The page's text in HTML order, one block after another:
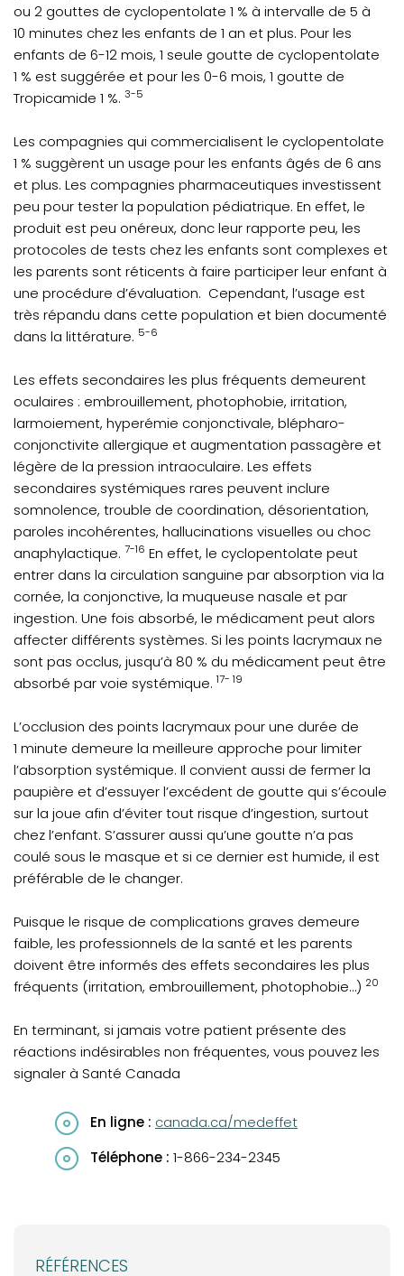
ou 2 gouttes de cyclopentolate 1 % à intervalle de 5 à
10 minutes chez les enfants de 1 an et plus. Pour les
enfants de 6-12 mois, 1 seule goutte de cyclopentolate
1 % est suggérée et pour les 0-6 mois, 1 goutte de
Tropicamide 1 %. 3-5
Les compagnies qui commercialisent le cyclopentolate
1 % suggèrent un usage pour les enfants âgés de 6 ans
et plus. Les compagnies pharmaceutiques investissent
peu pour tester la population pédiatrique. En effet, le
produit est peu onéreux, donc leur rapporte peu, les
protocoles de tests chez les enfants sont complexes et
les parents sont réticents à faire participer leur enfant à
une procédure d’évaluation. Cependant, l’usage est
très répandu dans cette population et bien documenté
dans la littérature. 5-6
Les effets secondaires les plus fréquents demeurent
oculaires : embrouillement, photophobie, irritation,
larmoiement, hyperémie conjonctivale, blépharo-
conjonctivite allergique et augmentation passagère et
légère de la pression intraoculaire. Les effets
secondaires systémiques rares peuvent inclure
somnolence, trouble de coordination, désorientation,
paroles incohérentes, hallucinations visuelles ou choc
anaphylactique. 7-16 En effet, le cyclopentolate peut
entrer dans la circulation sanguine par absorption via la
cornée, la conjonctive, la muqueuse nasale et par
ingestion. Une fois absorbé, le médicament peut alors
affecter différents systèmes. Si les points lacrymaux ne
sont pas occlus, jusqu’à 80 % du médicament peut être
absorbé par voie systémique. 17- 19
L’occlusion des points lacrymaux pour une durée de
1 minute demeure la meilleure approche pour limiter
l’absorption systémique. Il convient aussi de fermer la
paupière et d’essuyer l’excédent de goutte qui s’écoule
sur la joue afin d’éviter tout risque d’ingestion, surtout
chez l’enfant. S’assurer aussi qu’une goutte n’a pas
coulé sous le masque et si ce dernier est humide, il est
préférable de le changer.
Puisque le risque de complications graves demeure
faible, les professionnels de la santé et les parents
doivent être informés des effets secondaires les plus
fréquents (irritation, embrouillement, photophobie…) 20
En terminant, si jamais votre patient présente des
réactions indésirables non fréquentes, vous pouvez les
signaler à Santé Canada
En ligne : (opens in a new tab)
canada.ca/medeffet
Téléphone : 1-866-234-2345
RÉFÉRENCES